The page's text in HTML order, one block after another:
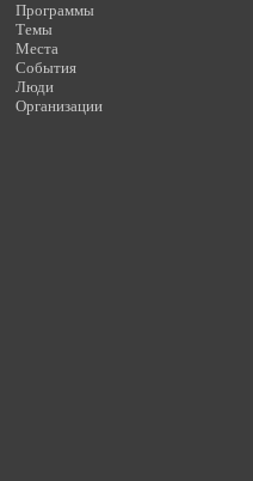
Программы
Темы
Места
События
Люди
Организации